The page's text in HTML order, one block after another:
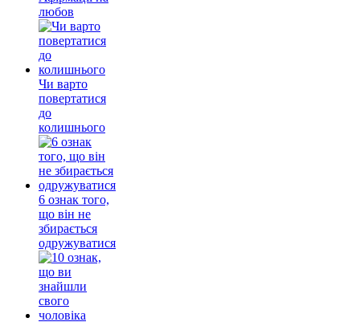
любов
Чи варто
повертатися
до
колишнього
6 ознак того,
що він не
збирається
одружуватися